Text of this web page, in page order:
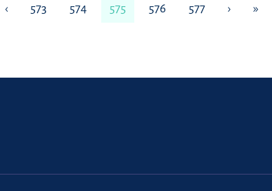
‹ 573 574 575 576 577 › »